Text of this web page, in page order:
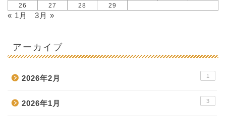
26
27 28 29
« 1月 3月 »
アーカイブ
2026年2月 1
2026年1月 3